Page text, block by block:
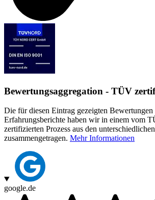
Bewertungsaggregation - TÜV
Die für diesen Eintrag gezeigten Bewertungen
Erfahrungsberichte haben wir in einem vom
zertifizierten Prozess aus den
zusammengetragen. Mehr Informationen
google.de